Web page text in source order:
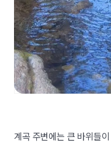
계곡 주변에는 큰 바위들